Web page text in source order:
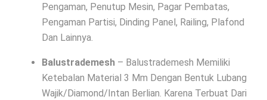
Pengaman, Penutup Mesin, Pagar Pembatas,
Pengaman Partisi, Dinding Panel, Railing, Plafond
Dan Lainnya.
Balustrademesh – Balustrademesh Memiliki
Ketebalan Material 3 Mm Dengan Bentuk Lubang
Wajik/Diamond/Intan Berlian. Karena Terbuat Dari